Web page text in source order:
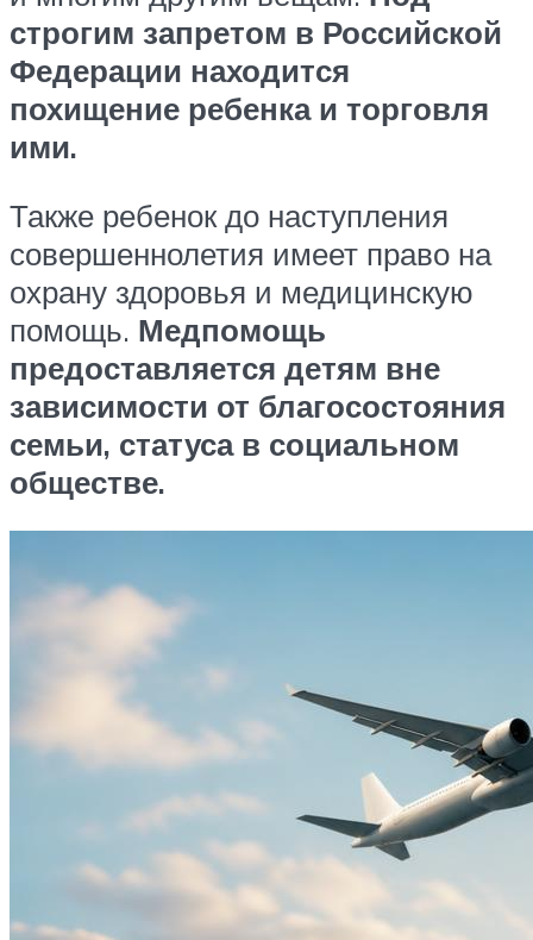
строгим запретом в Российской
Федерации находится
похищение ребенка и торговля
ими.
Также ребенок до наступления
совершеннолетия имеет право на
охрану здоровья и медицинскую
помощь. Медпомощь
предоставляется детям вне
зависимости от благосостояния
семьи, статуса в социальном
обществе.